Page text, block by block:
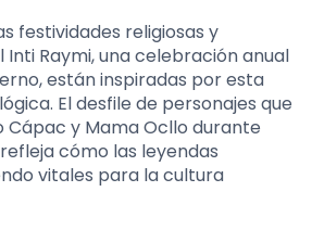
festividades religiosas y
Raymi, una celebración anual
están inspiradas por esta
El desfile de personajes que
Cápac y Mama Ocllo durante
cómo las leyendas
vitales para la cultura